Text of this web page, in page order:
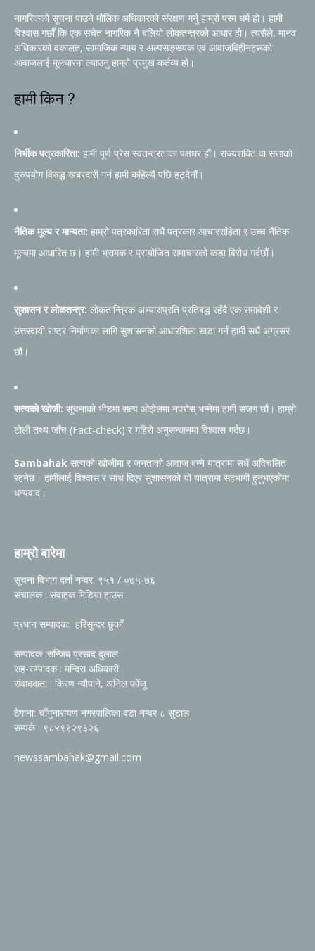
नागरिकको सूचना पाउने मौलिक अधिकारको संरक्षण गर्नु हाम्रो परम धर्म हो। हामी
विश्वास गर्छौं कि एक सचेत नागरिक नै बलियो लोकतन्त्रको आधार हो। त्यसैले, मानव
अधिकारको वकालत, सामाजिक न्याय र अल्पसङ्ख्यक एवं आवाजविहीनहरूको
आवाजलाई मूलधारमा ल्याउनु हाम्रो प्रमुख कर्तव्य हो।
हामी किन ?
निर्भीक पत्रकारिता: हामी पूर्ण प्रेस स्वतन्त्रताका पक्षधर हौं। राज्यशक्ति वा सत्ताको
दुरुपयोग विरुद्ध खबरदारी गर्न हामी कहिल्यै पछि हट्दैनौं।
नैतिक मूल्य र मान्यता: हाम्रो पत्रकारिता सधैं पत्रकार आचारसंहिता र उच्च नैतिक
मूल्यमा आधारित छ। हामी भ्रामक र प्रायोजित समाचारको कडा विरोध गर्दछौं।
सुशासन र लोकतन्त्र: लोकतान्त्रिक अभ्यासप्रति प्रतिबद्ध रहँदै एक समावेशी र
उत्तरदायी राष्ट्र निर्माणका लागि सुशासनको आधारशिला खडा गर्न हामी सधैं अग्रसर
छौं।
सत्यको खोजी: सूचनाको भीडमा सत्य ओझेलमा नपरोस् भन्नेमा हामी सजग छौं। हाम्रो
टोली तथ्य जाँच (Fact-check) र गहिरो अनुसन्धानमा विश्वास गर्दछ।
Sambahak सत्यको खोजीमा र जनताको आवाज बन्ने यात्रामा सधैं अविचलित
रहनेछ। हामीलाई विश्वास र साथ दिएर सुशासनको यो यात्रामा सहभागी हुनुभएकोमा
धन्यवाद।
हाम्रो बारेमा
सूचना विभाग दर्ता नम्वर: ९५१ / ०७५-७६
संचालक : संवाहक मिडिया हाउस
प्रधान सम्पादक: हरिसुन्दर छुकाँ
सम्पादक :सन्जिब प्रसाद दुलाल
सह-सम्पादक : मन्दिरा अधिकारी
संवाददाता : किरण न्यौपाने, अनिल फोँजू
ठेगाना: चाँगुनारायण नगरपालिका वडा नम्वर ८ सुडाल
सम्पर्क : ९८४९९२९३२६
newssambahak@gmail.com